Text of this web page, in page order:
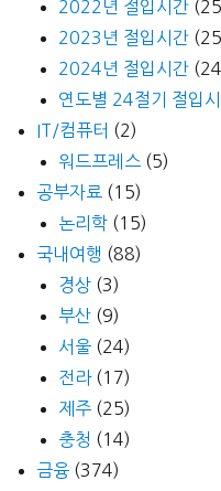
2022년 절입시간
2023년 절입시간
2024년 절입시간
연도별 24절기 절입
IT/컴퓨터 (2)
워드프레스 (5)
공부자료 (15)
논리학 (15)
국내여행 (88)
경상 (3)
부산 (9)
서울 (24)
전라(17)
제주 (25)
충청 (14)
금융 (374)